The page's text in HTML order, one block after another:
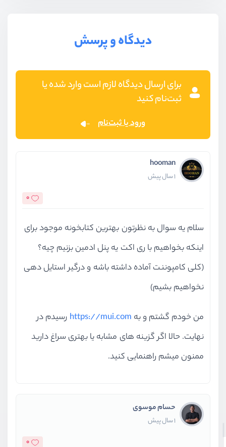
دیدگاه و پرسش
برای ارسال دیدگاه لازم است وارد شده یا
ثبت‌نام کنید
ورود یا ثبت‌نام
hooman
1 سال پیش
0
سلام یه سوال به نظرتون بهترین کتابخونه موجود برای
اینکه بخواهیم با ری اکت یه پنل ادمین بزنیم چیه؟
(کلی کامپوننت آماده داشته باشه و درگیر استایل دهی
نخواهیم بشیم)
من خودم گشتم و به https://mui.com رسیدم در
نهایت. حالا اگر گزینه های مشابه یا بهتری سراغ دارید
ممنون میشم راهنمایی کنید.
حسام موسوی
1 سال پیش
0